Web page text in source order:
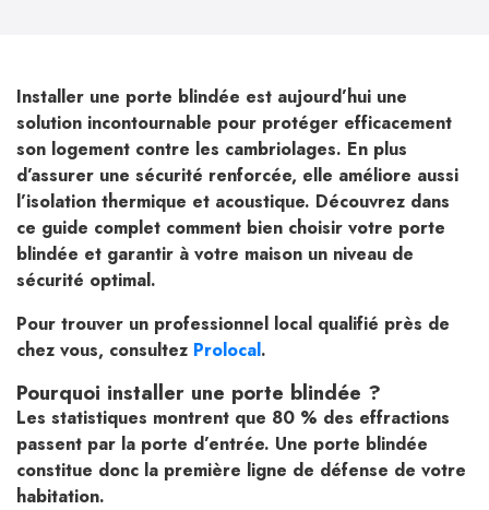
Installer une porte blindée est aujourd’hui une
solution incontournable pour protéger efficacement
son logement contre les cambriolages. En plus
d’assurer une sécurité renforcée, elle améliore aussi
l’isolation thermique et acoustique. Découvrez dans
ce guide complet comment bien choisir votre porte
blindée et garantir à votre maison un niveau de
sécurité optimal.
Pour trouver un professionnel local qualifié près de
chez vous, consultez Prolocal.
Pourquoi installer une porte blindée ?
Les statistiques montrent que 80 % des effractions
passent par la porte d’entrée. Une porte blindée
constitue donc la première ligne de défense de votre
habitation.